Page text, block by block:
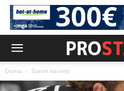
Doma Stavni nasveti